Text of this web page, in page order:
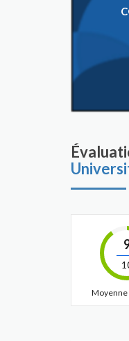
Moyenne